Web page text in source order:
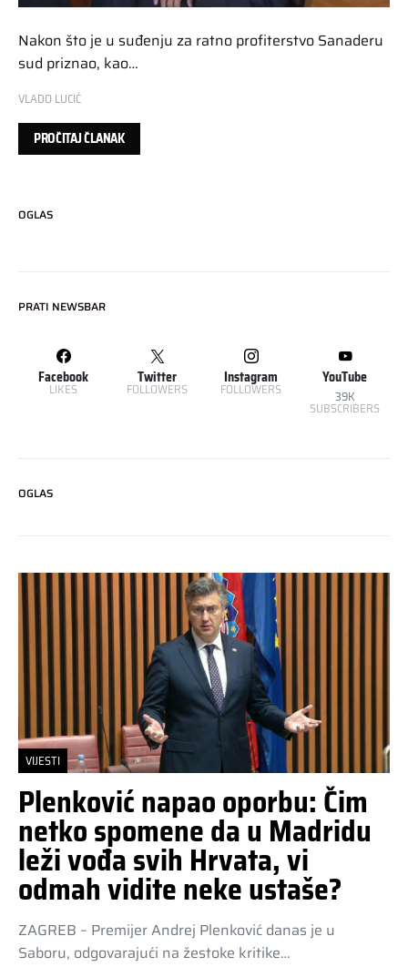
Nakon što je u suđenju za ratno profiterstvo Sanaderu
sud priznao, kao…
VLADO LUCIĆ
PROČITAJ ČLANAK
OGLAS
PRATI NEWSBAR
Facebook
LIKES
Twitter
FOLLOWERS
Instagram
FOLLOWERS
YouTube
39K
SUBSCRIBERS
OGLAS
VIJESTI
Plenković napao oporbu: Čim
netko spomene da u Madridu
leži vođa svih Hrvata, vi
odmah vidite neke ustaše?
ZAGREB – Premijer Andrej Plenković danas je u
Saboru, odgovarajući na žestoke kritike…